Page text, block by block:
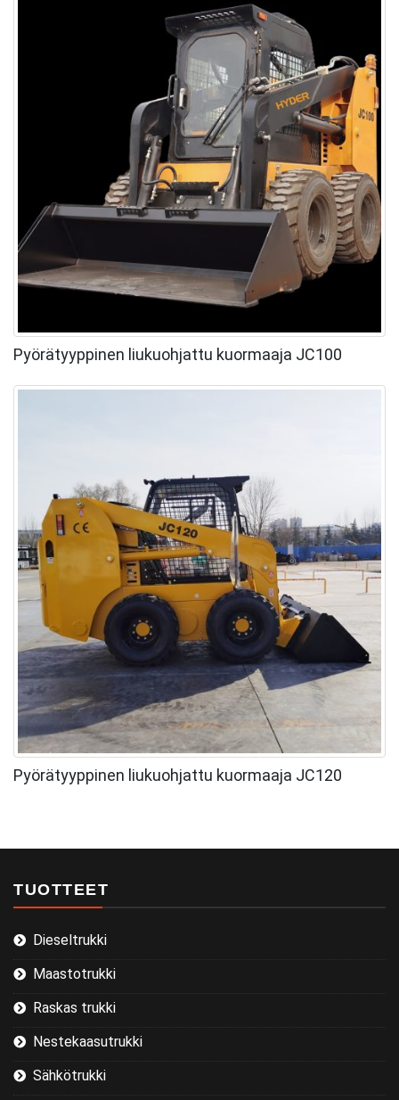
Pyörätyyppinen liukuohjattu kuormaaja JC100
Pyörätyyppinen liukuohjattu kuormaaja JC120
TUOTTEET
Dieseltrukki
Maastotrukki
Raskas trukki
Nestekaasutrukki
Sähkötrukki